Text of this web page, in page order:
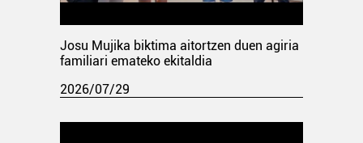
Josu Mujika biktima aitortzen duen agiria
familiari emateko ekitaldia
2026/07/29